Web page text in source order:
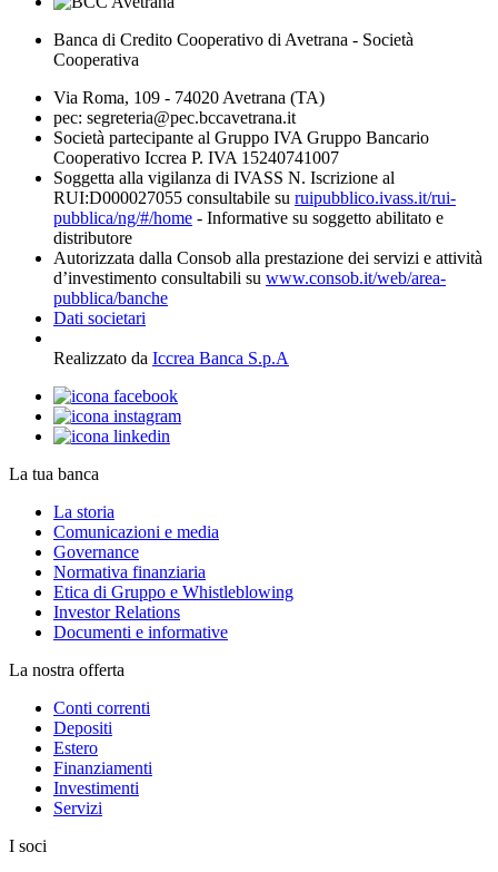
Banca di Credito Cooperativo di Avetrana - Società
Cooperativa
Via Roma, 109 - 74020 Avetrana (TA)
pec: segreteria@pec.bccavetrana.it
Società partecipante al Gruppo IVA Gruppo Bancario
Cooperativo Iccrea P. IVA 15240741007
Soggetta alla vigilanza di IVASS N. Iscrizione al
RUI:D000027055 consultabile su ruipubblico.ivass.it/rui-
pubblica/ng/#/home - Informative su soggetto abilitato e
distributore
Autorizzata dalla Consob alla prestazione dei servizi e attività
d’investimento consultabili su www.consob.it/web/area-
pubblica/banche
Dati societari
Realizzato da Iccrea Banca S.p.A
La tua banca
La storia
Comunicazioni e media
Governance
Normativa finanziaria
Etica di Gruppo e Whistleblowing
Investor Relations
Documenti e informative
La nostra offerta
Conti correnti
Depositi
Estero
Finanziamenti
Investimenti
Servizi
I soci